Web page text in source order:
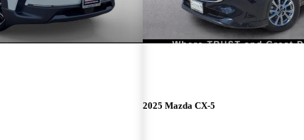
2025 Mazda CX-5